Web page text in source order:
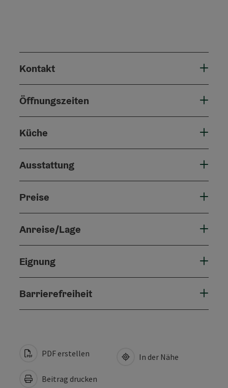
Kontakt
Öffnungszeiten
Küche
Ausstattung
Preise
Anreise/Lage
Eignung
Barrierefreiheit
PDF erstellen
Beitrag drucken
In der Nähe